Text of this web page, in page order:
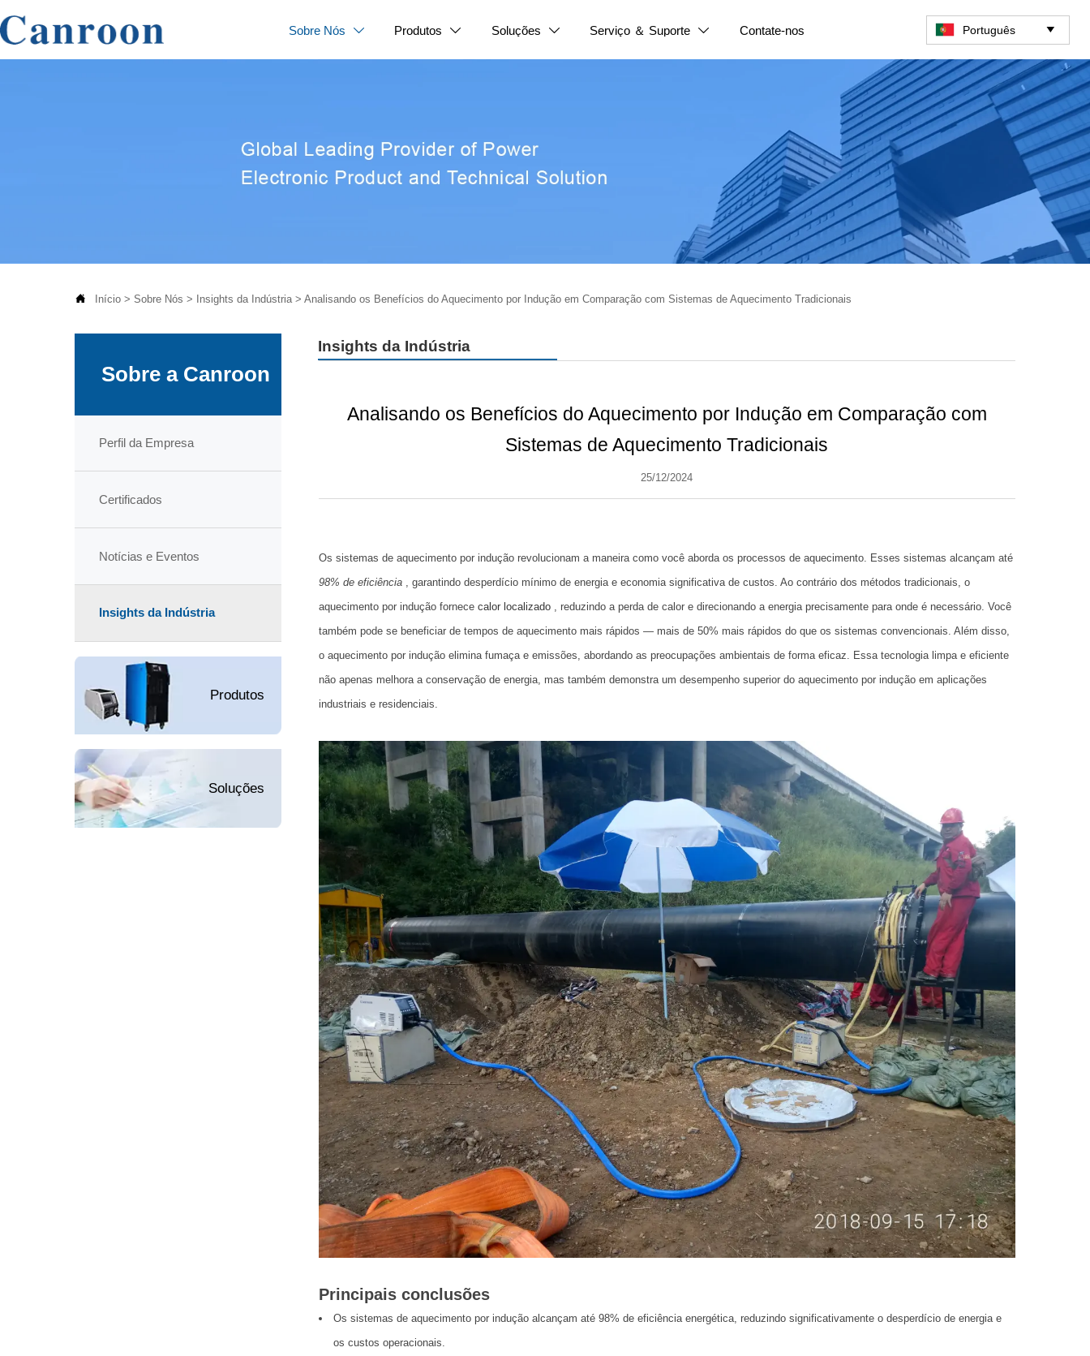
Sobre Nós  Produtos  Soluções  Serviço ＆ Suporte  Contate-nos Português 
 Início> Sobre Nós > Insights da Indústria> Analisando os Benefícios do Aquecimento por Indução em Comparação com Sistemas de Aquecimento Tradicionais
Sobre a Canroon
Perfil da Empresa
Certificados
Notícias e Eventos
Insights da Indústria
Produtos
Soluções
Insights da Indústria
Analisando os Benefícios do Aquecimento por Indução em Comparação com
Sistemas de Aquecimento Tradicionais
25/12/2024
Os sistemas de aquecimento por indução revolucionam a maneira como você aborda os processos de aquecimento. Esses sistemas alcançam até
98% de eficiência, garantindo desperdício mínimo de energia e economia significativa de custos. Ao contrário dos métodos tradicionais, o
aquecimento por indução fornece calor localizado
, reduzindo a perda de calor e direcionando a energia precisamente para onde é necessário. Você
também pode se beneficiar de tempos de aquecimento mais rápidos — mais de 50% mais rápidos do que os sistemas convencionais. Além disso,
o aquecimento por indução elimina fumaça e emissões, abordando as preocupações ambientais de forma eficaz. Essa tecnologia limpa e eficiente
não apenas melhora a conservação de energia, mas também demonstra um desempenho superior do aquecimento por indução em aplicações
industriais e residenciais.
Principais conclusões
Os sistemas de aquecimento por indução alcançam até 98% de eficiência energética, reduzindo significativamente o desperdício de energia e
os custos operacionais.